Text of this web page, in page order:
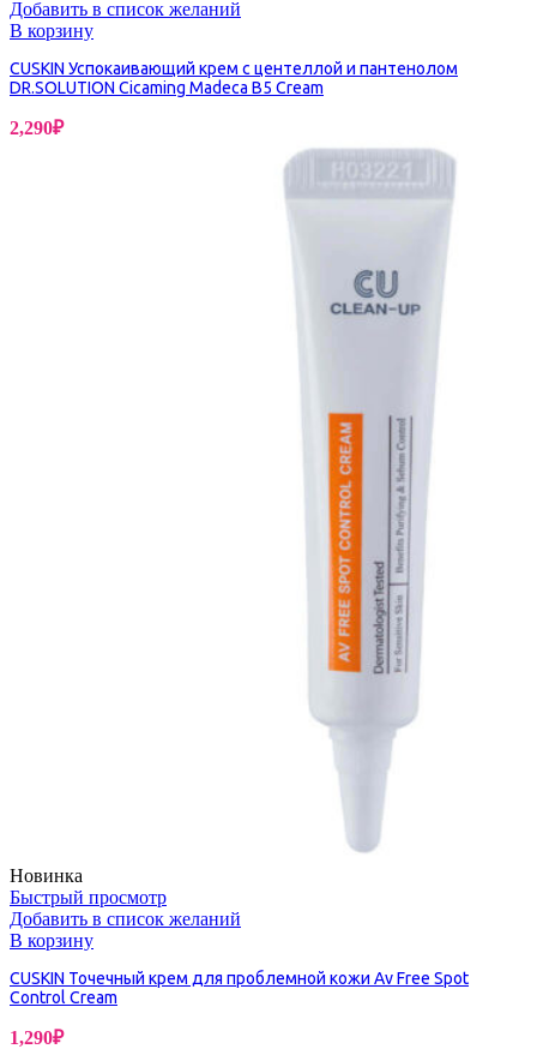
Добавить в список желаний
В корзину
CUSKIN Успокаивающий крем с центеллой и пантенолом
DR.SOLUTION Cicaming Madeca B5 Cream
2,290₽
Новинка
Быстрый просмотр
Добавить в список желаний
В корзину
CUSKIN Точечный крем для проблемной кожи Av Free Spot
Control Cream
1,290₽